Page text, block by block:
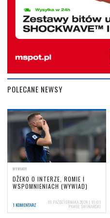
POLECANE NEWSY
WYWIADY
DŽEKO O INTERZE, ROMIE I
WSPOMNIENIACH (WYWIAD)
1 KOMENTARZ 19 PAŹDZIERNIKA 2024 | 10:01
PAWEŁ ŚWINARSKI